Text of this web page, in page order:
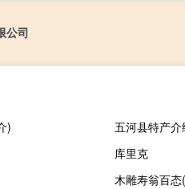
公司
)
五河县特产介
库里克
木雕寿翁百